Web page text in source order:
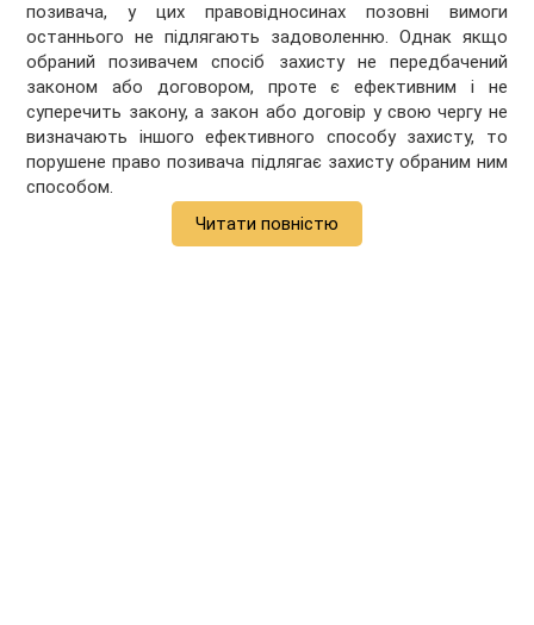
позивача, у цих правовідносинах позовні вимоги
останнього не підлягають задоволенню. Однак якщо
обраний позивачем спосіб захисту не передбачений
законом або договором, проте є ефективним і не
суперечить закону, а закон або договір у свою чергу не
визначають іншого ефективного способу захисту, то
порушене право позивача підлягає захисту обраним ним
способом.
Читати повністю